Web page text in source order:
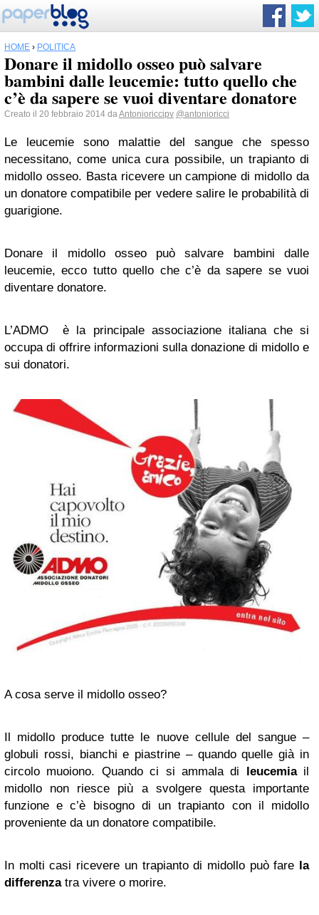
HOME › POLITICA
Donare il midollo osseo può salvare
bambini dalle leucemie: tutto quello che
c’è da sapere se vuoi diventare donatore
Creato il 20 febbraio 2014 daAntonioriccipv @antonioricci
Le leucemie sono malattie del sangue che spesso
necessitano, come unica cura possibile, un trapianto di
midollo osseo. Basta ricevere un campione di midollo da
un donatore compatibile per vedere salire le probabilità di
guarigione.
Donare il midollo osseo può salvare bambini dalle
leucemie, ecco tutto quello che c’è da sapere se vuoi
diventare donatore.
L’ADMO è la principale associazione italiana che si
occupa di offrire informazioni sulla donazione di midollo e
sui donatori.
A cosa serve il midollo osseo?
Il midollo produce tutte le nuove cellule del sangue –
globuli rossi, bianchi e piastrine – quando quelle già in
circolo muoiono. Quando ci si ammala di leucemiail
midollo non riesce più a svolgere questa importante
funzione e c’è bisogno di un trapianto con il midollo
proveniente da un donatore compatibile.
In molti casi ricevere un trapianto di midollo può fare la
differenzatra vivere o morire.